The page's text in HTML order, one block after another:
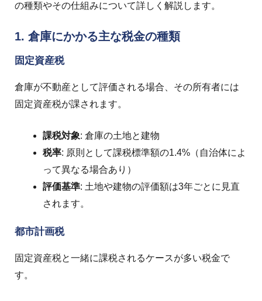
の種類やその仕組みについて詳しく解説します。
1. 倉庫にかかる主な税金の種類
固定資産税
倉庫が不動産として評価される場合、その所有者には
固定資産税が課されます。
課税対象: 倉庫の土地と建物
税率: 原則として課税標準額の1.4%（自治体によ
って異なる場合あり）
評価基準: 土地や建物の評価額は3年ごとに見直
されます。
都市計画税
固定資産税と一緒に課税されるケースが多い税金で
す。